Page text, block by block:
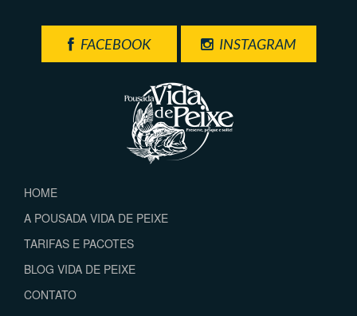
FACEBOOK INSTAGRAM
HOME
A POUSADA VIDA DE PEIXE
TARIFAS E PACOTES
BLOG VIDA DE PEIXE
CONTATO